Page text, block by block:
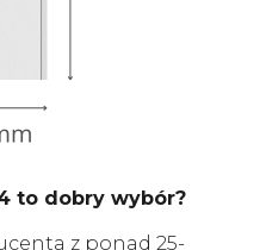
to dobry wybór?
z ponad 25-